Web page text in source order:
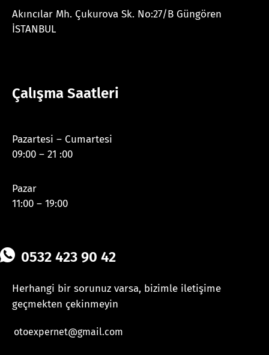
Akıncılar Mh. Çukurova Sk. No:27/B Güngören
İSTANBUL
Çalışma Saatleri
Pazartesi – Cumartesi
09:00 – 21 :00
Pazar
11:00 – 19:00
0532 423 90 42
Herhangi bir sorunuz varsa, bizimle iletişime
geçmekten çekinmeyin
otoexpernet@gmail.com